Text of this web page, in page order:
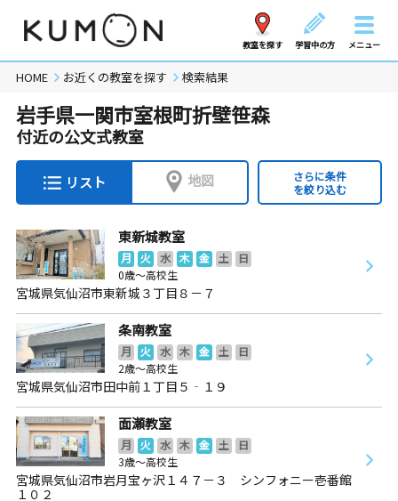
教室を探す 学習中の方 メニュー
HOME お近くの教室を探す 検索結果
岩手県一関市室根町折壁笹森
付近の公文式教室
リスト 地図
さらに条件
を絞り込む
東新城教室
月 火 水 木 金 土
日
0歳～高校生
宮城県気仙沼市東新城３丁目８－７
条南教室
月 火 水 木 金 土
日
2歳～高校生
宮城県気仙沼市田中前１丁目５‐１９
面瀬教室
月 火 水 木 金 土
日
3歳～高校生
宮城県気仙沼市岩月宝ヶ沢１４７－３ シンフォニー壱番館
１０２